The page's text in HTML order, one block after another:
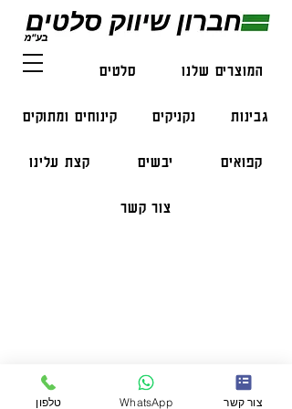
המוצרים שלנו סלטים דגים
גבינות נקניקים קינוחים ומתוקים
קפואים יבשים קצת עלינו
צור קשר
הזמנות בווצאפ:
050-47-57-365
051-296-2006
טלפון WhatsApp צור קשר